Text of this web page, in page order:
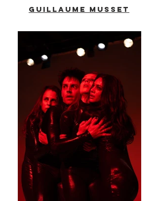
GUILLAUME MUSSET